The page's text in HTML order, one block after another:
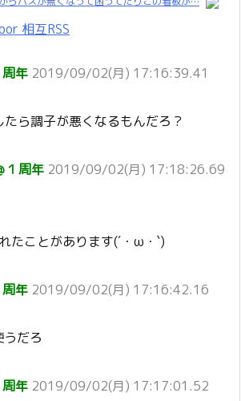
相互RSS
年 2019/09/02(月) 17:16:39.41
ら調子が悪くなるもんだろ？
１周年 2019/09/02(月) 17:18:26.69
たことがあります(´・ω・`)
年 2019/09/02(月) 17:16:42.16
だろ
年 2019/09/02(月) 17:17:01.52